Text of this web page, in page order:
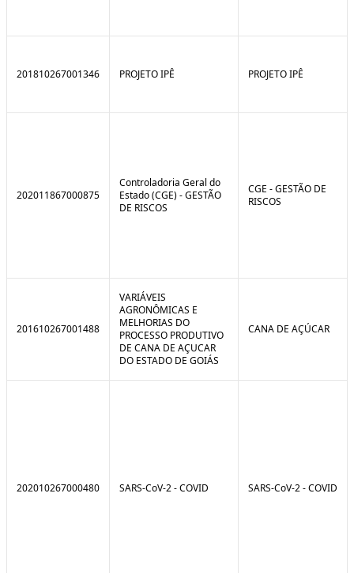
201810267001346 PROJETO IPÊ PROJETO IPÊ
202011867000875
Controladoria Geral do
Estado (CGE) - GESTÃO
DE RISCOS
CGE - GESTÃO DE
RISCOS
201610267001488
VARIÁVEIS
AGRONÔMICAS E
MELHORIAS DO
PROCESSO PRODUTIVO
DE CANA DE AÇUCAR
DO ESTADO DE GOIÁS
CANA DE AÇÚCAR
202010267000480 SARS-CoV-2 - COVID SARS-CoV-2 - COVID